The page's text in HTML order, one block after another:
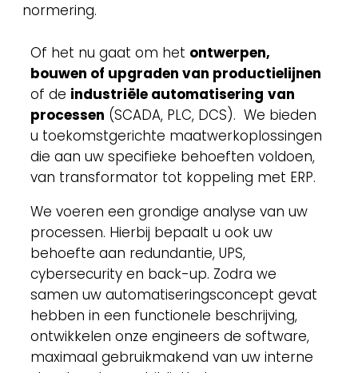
normering.
Of het nu gaat om het ontwerpen,
bouwen of upgraden van productielijnen
of de industriële automatisering van
processen (SCADA, PLC, DCS). We bieden
u toekomstgerichte maatwerkoplossingen
die aan uw specifieke behoeften voldoen,
van transformator tot koppeling met ERP.
We voeren een grondige analyse van uw
processen. Hierbij bepaalt u ook uw
behoefte aan redundantie, UPS,
cybersecurity en back-up. Zodra we
samen uw automatiseringsconcept gevat
hebben in een functionele beschrijving,
ontwikkelen onze engineers de software,
maximaal gebruikmakend van uw interne